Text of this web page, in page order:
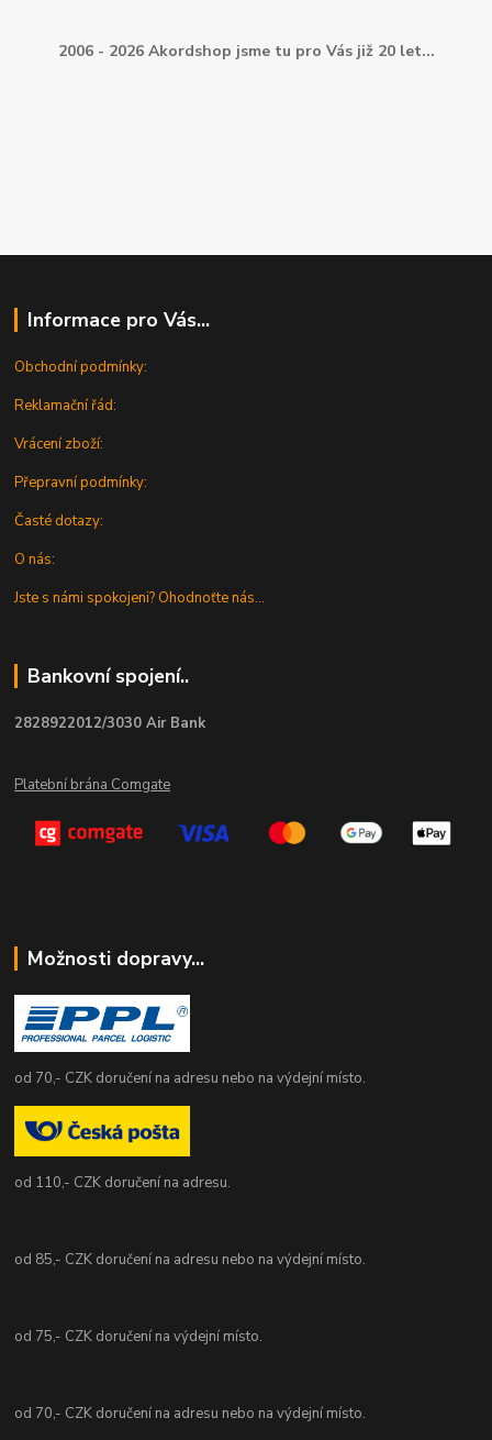
2006 - 2026 Akordshop jsme tu pro Vás již 20 let...
Informace pro Vás...
Obchodní podmínky:
Reklamační řád:
Vrácení zboží:
Přepravní podmínky:
Časté dotazy:
O nás:
Jste s námi spokojeni? Ohodnoťte nás...
Bankovní spojení..
2828922012/3030 Air Bank
Platební brána Comgate
Možnosti dopravy...
od 70,- CZK doručení na adresu nebo na výdejní místo.
od 110,- CZK doručení na adresu.
od 85,- CZK doručení na adresu nebo na výdejní místo.
od 75,- CZK doručení na výdejní místo.
od 70,- CZK doručení na adresu nebo na výdejní místo.